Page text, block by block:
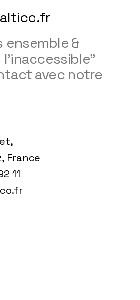
ensemble &
l'inaccessible"
avec notre
France
11